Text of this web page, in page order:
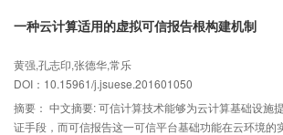
时，增加的性能开销不超过1 ms。
一种云计算适用的虚拟可信报告根构建机制
黄强,孔志印,张德华,常乐
DOI：10.15961/j.jsuese.201601050
摘要： 中文摘要: 可信计算技术能够为云计算基础设施
证手段，而可信报告这一可信平台基础功能在云环境的